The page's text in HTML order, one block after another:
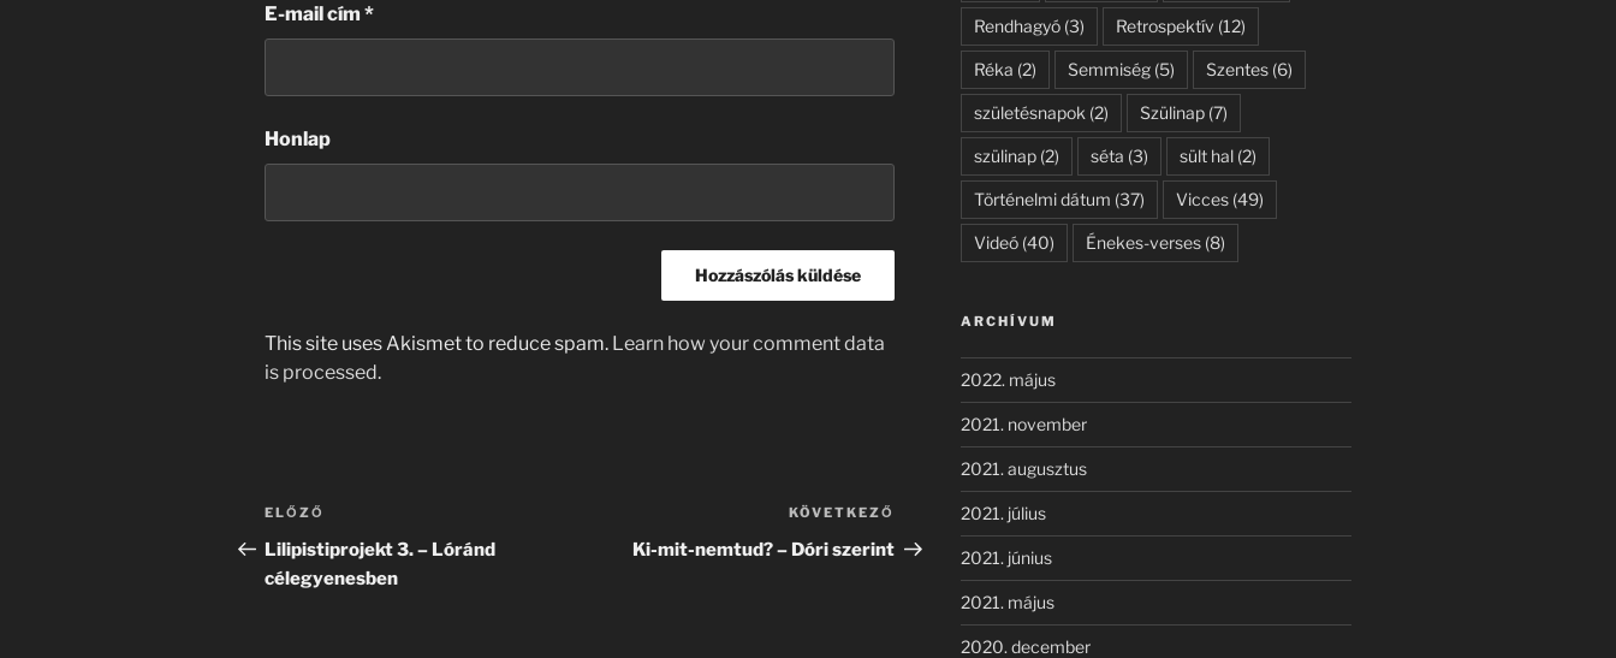
E-mail cím *
Honlap
This site uses Akismet to reduce spam. Learn how your comment data
is processed.
Bejegyzés
navigáció
Korábbi
bejegyzés
ELŐZŐ
Lilipistiprojekt 3. – Lóránd
célegyenesben
Következő
bejegyzés
KÖVETKEZŐ
Ki-mit-nemtud? – Dóri szerint
Rendhagyó(3) Retrospektív (12)
Réka (2) Semmiség(5) Szentes(6)
születésnapok (2) Szülinap(7)
szülinap(2) séta (3) sült hal(2)
Történelmi dátum (37) Vicces(49)
Videó(40) Énekes-verses(8)
ARCHÍVUM
2022. május
2021. november
2021. augusztus
2021. július
2021. június
2021. május
2020. december